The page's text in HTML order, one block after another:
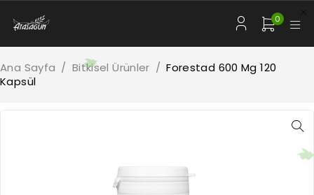
0
Ana Sayfa / Bitkisel Ürünler / Forestad 600 Mg 120
Kapsül